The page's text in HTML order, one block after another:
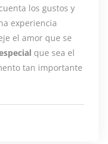
los gustos y
experiencia
el amor que se
que sea el
tan importante